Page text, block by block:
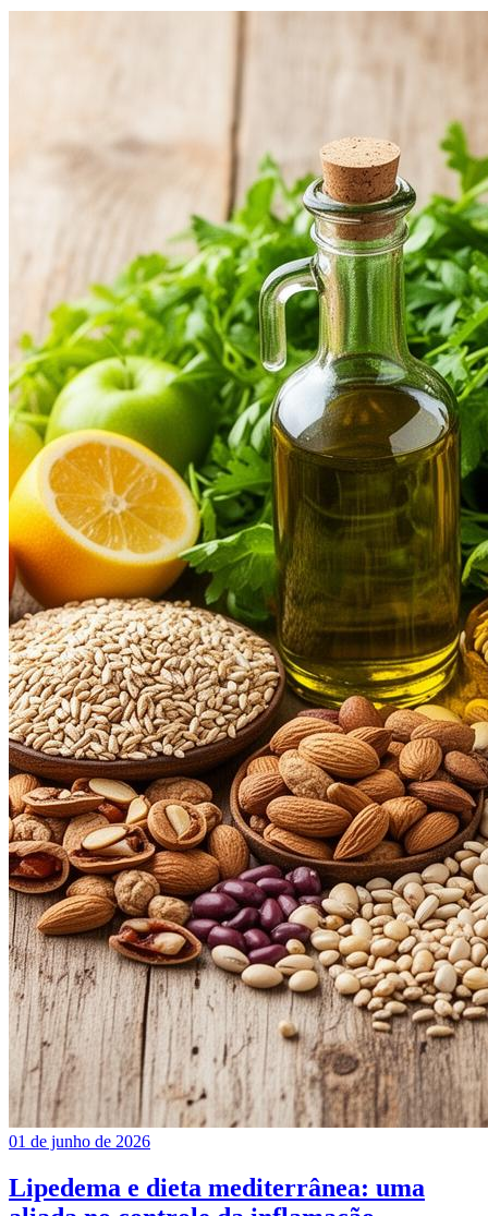
01 de junho de 2026
Lipedema e dieta mediterrânea: uma